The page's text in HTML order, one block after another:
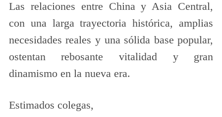
Las relaciones entre China y Asia Central,
con una larga trayectoria histórica, amplias
necesidades reales y una sólida base popular,
ostentan rebosante vitalidad y gran
dinamismo en la nueva era.
Estimados colegas,